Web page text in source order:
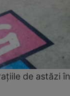
de astăzi